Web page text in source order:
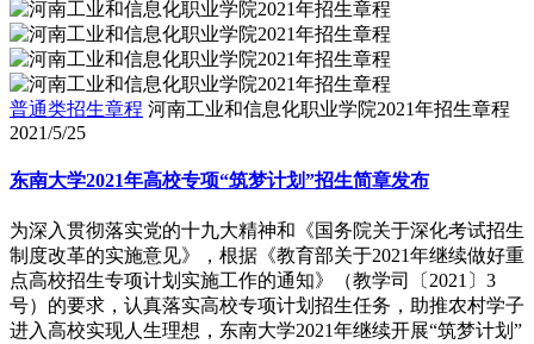
普通类招生章程 河南工业和信息化职业学院2021年招生章程
2021/5/25
东南大学2021年高校专项“筑梦计划”招生简章发布
为深入贯彻落实党的十九大精神和《国务院关于深化考试招生
制度改革的实施意见》，根据《教育部关于2021年继续做好重
点高校招生专项计划实施工作的通知》（教学司〔2021〕3
号）的要求，认真落实高校专项计划招生任务，助推农村学子
进入高校实现人生理想，东南大学2021年继续开展“筑梦计划”